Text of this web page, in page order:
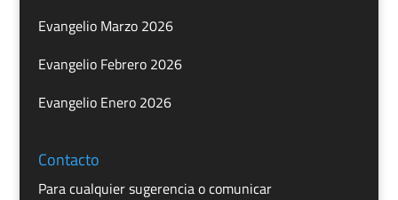
Evangelio Marzo 2026
Evangelio Febrero 2026
Evangelio Enero 2026
Contacto
Para cualquier sugerencia o comunicar